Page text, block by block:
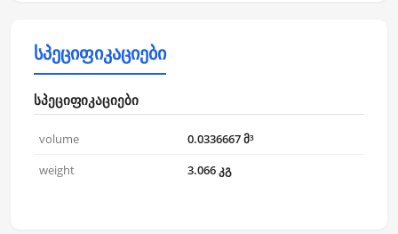
სპეციფიკაციები
სპეციფიკაციები
volume
0.0336667 მ³
weight
3.066 კგ